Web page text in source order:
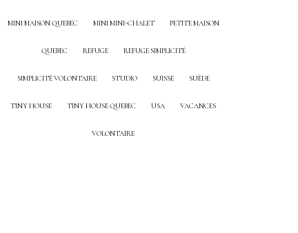
MINI MAISON QUEBEC MINI MINI-CHALET PETITE MAISON
QUEBEC REFUGE REFUGE SIMPLICITÉ
SIMPLICITÉ VOLONTAIRE STUDIO SUISSE SUÈDE
TINY HOUSE TINY HOUSE QUEBEC USA VACANCES
VOLONTAIRE